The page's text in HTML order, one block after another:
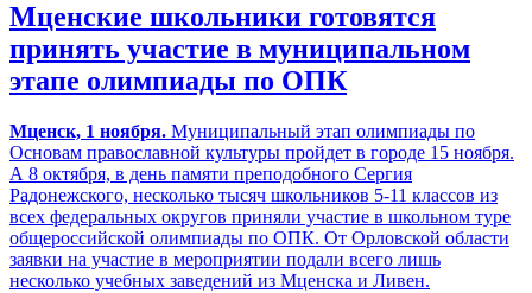
Мценские школьники готовятся
принять участие в муниципальном
этапе олимпиады по ОПК
Мценск, 1 ноября. Муниципальный этап олимпиады по
Основам православной культуры пройдет в городе 15 ноября.
А 8 октября, в день памяти преподобного Сергия
Радонежского, несколько тысяч школьников 5-11 классов из
всех федеральных округов приняли участие в школьном туре
общероссийской олимпиады по ОПК. От Орловской области
заявки на участие в мероприятии подали всего лишь
несколько учебных заведений из Мценска и Ливен.